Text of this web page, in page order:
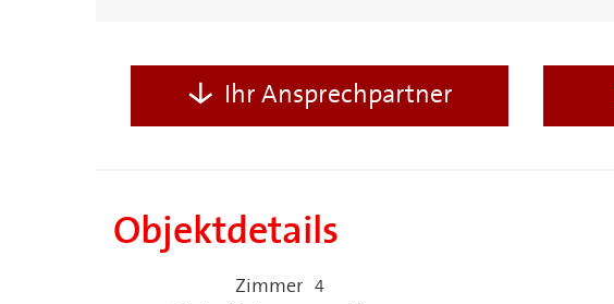
Ihr Ansprechpartner
Objektdetails
Zimmer 4